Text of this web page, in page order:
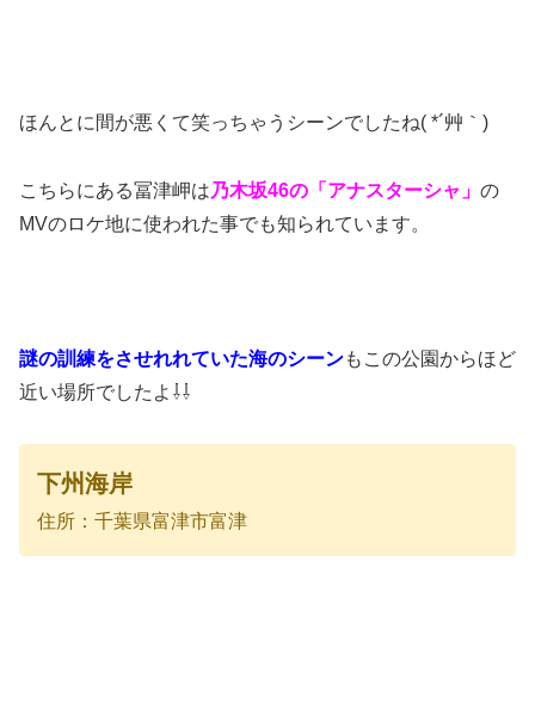
ほんとに間が悪くて笑っちゃうシーンでしたね( *´艸｀)
こちらにある冨津岬は乃木坂46の「アナスターシャ」 の
MVのロケ地に使われた事でも知られています。
謎の訓練をさせれれていた海のシーンもこの公園からほど
近い場所でしたよ⇩⇩
下州海岸
住所：千葉県富津市富津